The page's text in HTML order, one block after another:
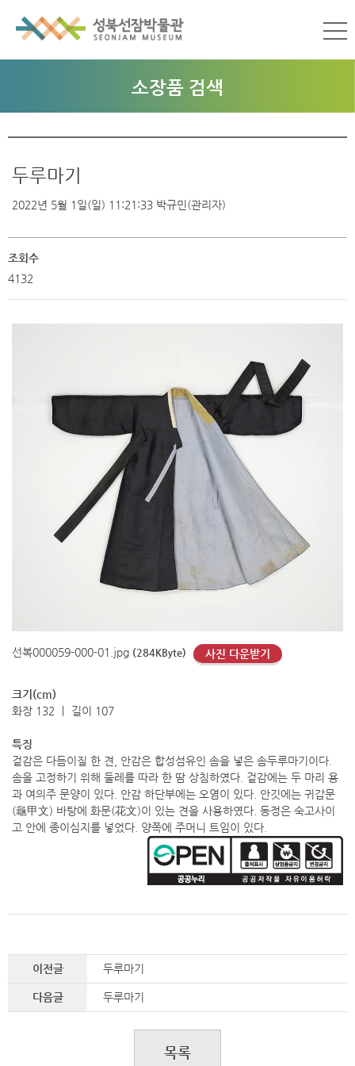
소장품 검색
두루마기
2022년 5월 1일(일) 11:21:33 박규민(관리자)
조회수
4132
선복000059-000-01.jpg (284KByte) 사진 다운받기
크기(cm)
화장 132 ㅣ 길이 107
특징
겉감은 다듬이질 한 견, 안감은 합성섬유인 솜을 넣은 솜두루마기이다.
솜을 고정하기 위해 둘레를 따라 한 땀 상침하였다. 겉감에는 두 마리 용
과 여의주 문양이 있다. 안감 하단부에는 오염이 있다. 안깃에는 귀갑문
(龜甲文) 바탕에 화문(花文)이 있는 견을 사용하였다. 동정은 숙고사이
고 안에 종이심지를 넣었다. 양쪽에 주머니 트임이 있다.
이전글 두루마기
다음글 두루마기
목록